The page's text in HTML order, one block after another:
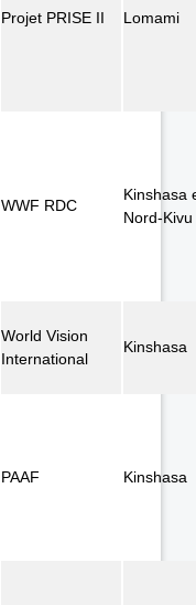
Projet PRISE II Lomami
WWF RDC
Kinshasa
Nord-Kivu
World Vision
International
Kinshasa
PAAF Kinshasa